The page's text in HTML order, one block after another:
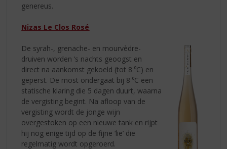
genereus.
Nizas Le Clos Rosé
De syrah-, grenache- en mourvèdre-
druiven worden ’s nachts geoogst en
direct na aankomst gekoeld (tot 8 ⁰C) en
geperst. De most ondergaat bij 8 ⁰C een
statische klaring die 5 dagen duurt, waarna
de vergisting begint. Na afloop van de
vergisting wordt de jonge wijn
overgestoken op een nieuwe tank en rijpt
hij nog enige tijd op de fijne ‘lie’ die
regelmatig wordt opgeroerd.